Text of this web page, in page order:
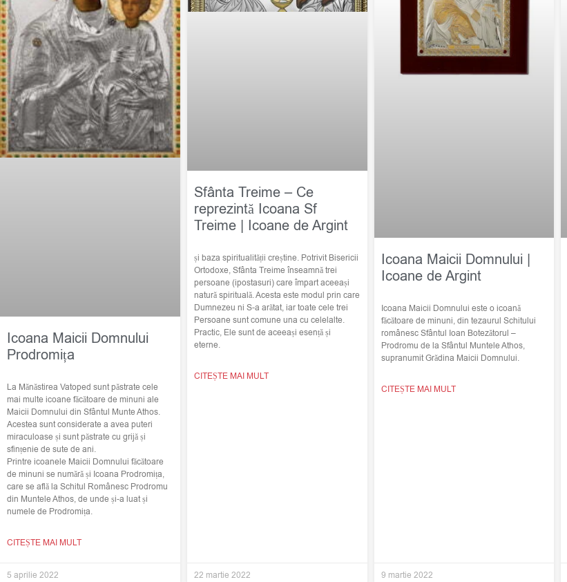
Icoana Maicii Domnului
Prodromița
La Mănăstirea Vatoped sunt păstrate cele
mai multe icoane făcătoare de minuni ale
Maicii Domnului din Sfântul Munte Athos.
Acestea sunt considerate a avea puteri
miraculoase și sunt păstrate cu grijă și
sfințenie de sute de ani.
Printre icoanele Maicii Domnului făcătoare
de minuni se numără și Icoana Prodromița,
care se află la Schitul Românesc Prodromu
din Muntele Athos, de unde și-a luat și
numele de Prodromița.
CITEȘTE MAI MULT
5 aprilie 2022
Sfânta Treime – Ce
reprezintă Icoana Sf
Treime | Icoane de Argint
și baza spiritualității creștine. Potrivit Bisericii
Ortodoxe, Sfânta Treime înseamnă trei
persoane (ipostasuri) care împart aceeași
natură spirituală. Acesta este modul prin care
Dumnezeu ni S-a arătat, iar toate cele trei
Persoane sunt comune una cu celelalte.
Practic, Ele sunt de aceeași esență și
eterne.
CITEȘTE MAI MULT
22 martie 2022
Icoana Maicii Domnului |
Icoane de Argint
Icoana Maicii Domnului este o icoană
făcătoare de minuni, din tezaurul Schitului
românesc Sfântul Ioan Botezătorul –
Prodromu de la Sfântul Muntele Athos,
supranumit Grădina Maicii Domnului.
CITEȘTE MAI MULT
9 martie 2022